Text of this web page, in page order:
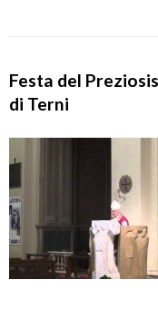
Festa del
di Terni